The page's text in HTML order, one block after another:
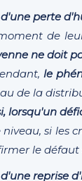
d'une perte
de
ne doit
le
de la
lorsqu'un
niveau, si les
le défaut
d'une reprise